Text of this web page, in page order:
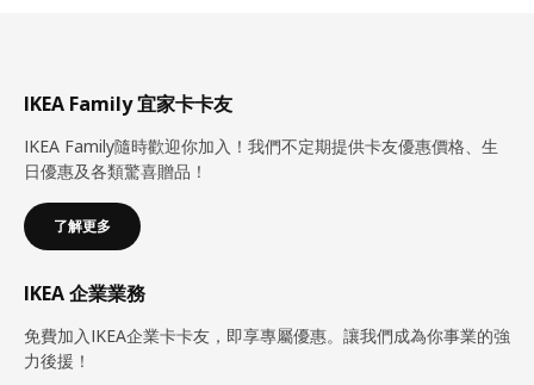
IKEA Family 宜家卡卡友
IKEA Family隨時歡迎你加入！我們不定期提供卡友優惠價格、生
日優惠及各類驚喜贈品！
了解更多
IKEA 企業業務
免費加入IKEA企業卡卡友，即享專屬優惠。讓我們成為你事業的強
力後援！